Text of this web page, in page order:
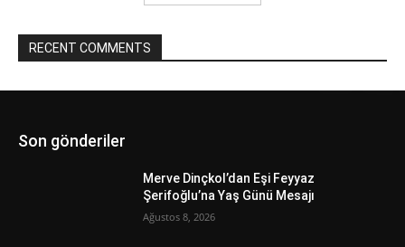
RECENT COMMENTS
Son gönderiler
Merve Dinçkol’dan Eşi Feyyaz
Şerifoğlu’na Yaş Günü Mesajı
Ağustos 8, 2026